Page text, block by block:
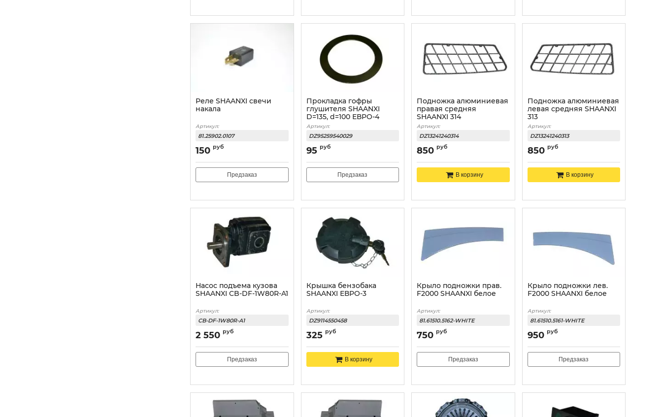
Реле SHAANXI свечи
накала
Артикул:
81.25902.0107
150 руб
Предзаказ
Прокладка гофры
глушителя SHAANXI
D=135, d=100 ЕВРО-4
Артикул:
DZ95259540029
95 руб
Предзаказ
Подножка алюминиевая
правая средняя
SHAANXI 314
Артикул:
DZ13241240314
850 руб
В корзину
Подножка алюминиевая
левая средняя SHAANXI
313
Артикул:
DZ13241240313
850 руб
В корзину
Насос подъема кузова
SHAANXI CB-DF-1W80R-A1
Артикул:
CB-DF-1W80R-A1
2 550 руб
Предзаказ
Крышка бензобака
SHAANXI ЕВРО-3
Артикул:
DZ9114550458
325 руб
В корзину
Крыло подножки прав.
F2000 SHAANXI белое
Артикул:
81.61510.5162-WHITE
750 руб
Предзаказ
Крыло подножки лев.
F2000 SHAANXI белое
Артикул:
81.61510.5161-WHITE
950 руб
Предзаказ